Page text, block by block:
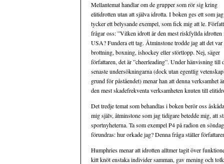
Mellantemat handlar om de grupper som rör sig kring
elitidrotten utan att själva idrotta. I boken ges ett som jag
tycker ett belysande exempel, som fick mig att le.
frågar oss: ”Vilken idrott är den mest riskfyllda idrotten
USA? Fundera ett tag. Åtminstone trodde jag att det var
brottning, boxning, ishockey eller störtlopp. Nej, säger
författaren, det är ”cheerleading”. Under hänvisning till
senaste undersökningarna (dock utan egentlig
grund för påståendet) menar han att denna verksamhet är
den mest skadefrekventa verksamheten knuten till
Det tredje temat som behandlas i boken berör oss
mig själv, åtminstone som jag tidigare betedde mig, att
sportnyheterna. Ta som exempel P4 på radion en
förundras: hur orkade jag? Denna fråga ställer
Humphries menar att idrotten alltmer tagit över
kitt knöt enstaka individer samman, gav mening och